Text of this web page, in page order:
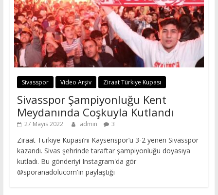
Sivasspor Video Arşiv Ziraat Türkiye Kupası
Sivasspor Şampiyonluğu Kent
Meydanında Coşkuyla Kutlandı
27 Mayıs 2022 admin 3
Ziraat Türkiye Kupası’nı Kayserispor’u 3-2 yenen Sivasspor
kazandı. Sivas şehrinde taraftar şampiyonluğu doyasıya
kutladı. Bu gönderiyi Instagram'da gör
@sporanadolucom'in paylaştığı